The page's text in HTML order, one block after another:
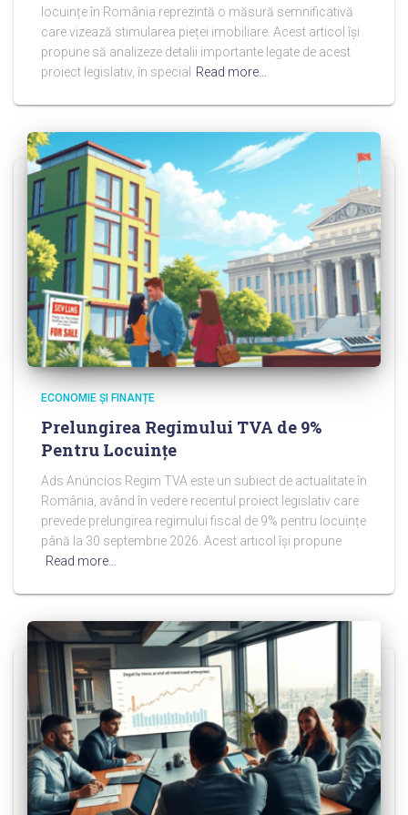
locuințe în România reprezintă o măsură semnificativă
care vizează stimularea pieței imobiliare. Acest articol își
propune să analizeze detalii importante legate de acest
proiect legislativ, în special
Read more…
ECONOMIE ȘI FINANȚE
Prelungirea Regimului TVA de 9%
Pentru Locuințe
Ads Anúncios Regim TVA este un subiect de actualitate în
România, având în vedere recentul proiect legislativ care
prevede prelungirea regimului fiscal de 9% pentru locuințe
până la 30 septembrie 2026. Acest articol își propune
Read more…